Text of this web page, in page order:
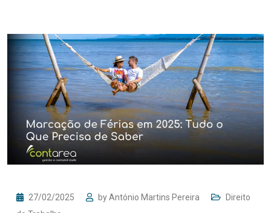
27/02/2025 byAntónio Martins Pereira
Direito